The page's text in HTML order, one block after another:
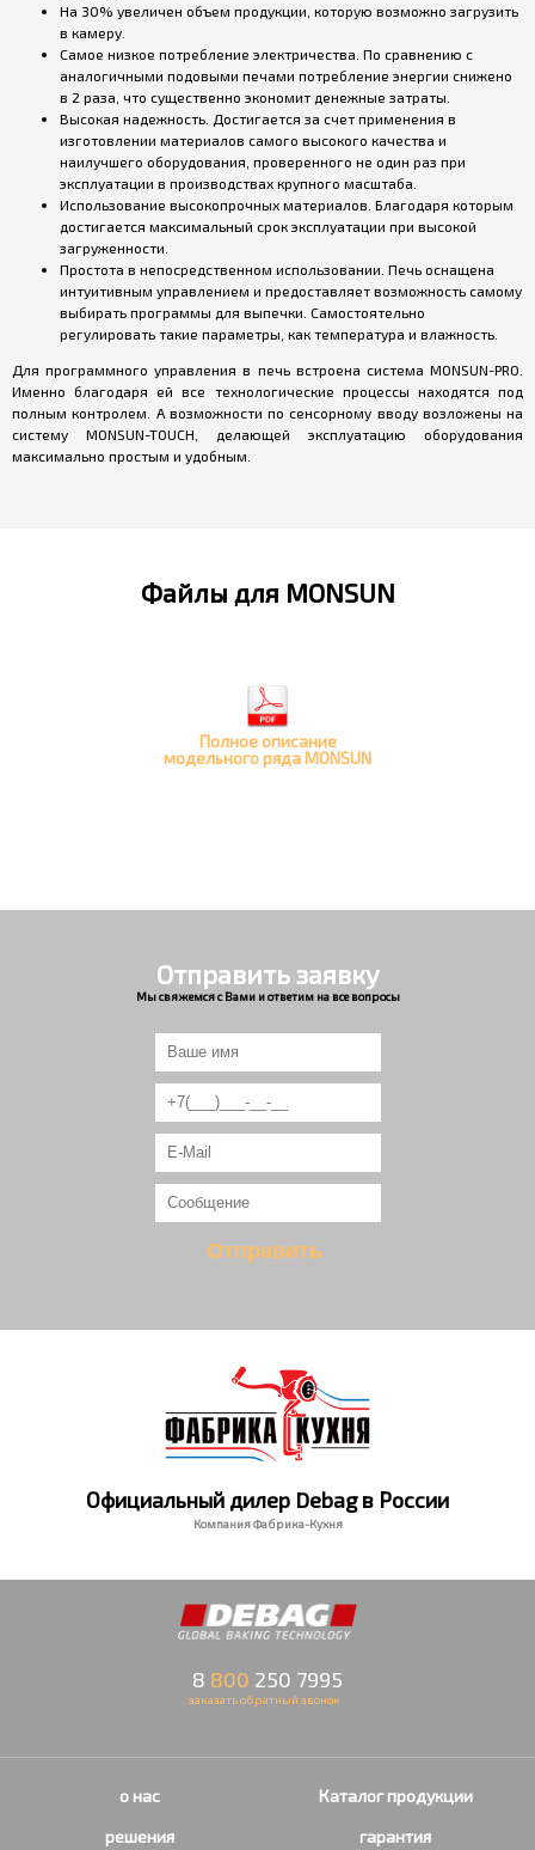
На 30% увеличен объем продукции, которую возможно загрузить
в камеру.
Самое низкое потребление электричества. По сравнению с
аналогичными подовыми печами потребление энергии снижено
в 2 раза, что существенно экономит денежные затраты.
Высокая надежность. Достигается за счет применения в
изготовлении материалов самого высокого качества и
наилучшего оборудования, проверенного не один раз при
эксплуатации в производствах крупного масштаба.
Использование высокопрочных материалов. Благодаря которым
достигается максимальный срок эксплуатации при высокой
загруженности.
Простота в непосредственном использовании. Печь оснащена
интуитивным управлением и предоставляет возможность самому
выбирать программы для выпечки. Самостоятельно
регулировать такие параметры, как температура и влажность.
Для программного управления в печь встроена система MONSUN-PRO
Именно благодаря ей все технологические процессы находятся под
полным контролем. А возможности по сенсорному вводу возложены на
систему MONSUN-TOUCH , делающей эксплуатацию оборудования
максимально простым и удобным.
Файлы для MONSUN
Полное описание
модельного ряда MONSUN
Отправить заявку
Мы свяжемся с Вами и ответим на все вопросы
Официальный дилер Debag в России
Компания Фабрика-Кухня
8 800 250 7995
заказать обратный звонок
о нас
Каталог продукции
решения
гарантия